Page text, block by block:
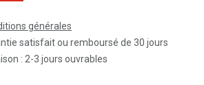
générales
satisfait ou remboursé de 30 jours
: 2-3 jours ouvrables